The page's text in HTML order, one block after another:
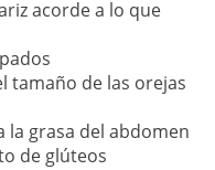
acorde a lo que
tamaño de las orejas
la grasa del abdomen
de glúteos